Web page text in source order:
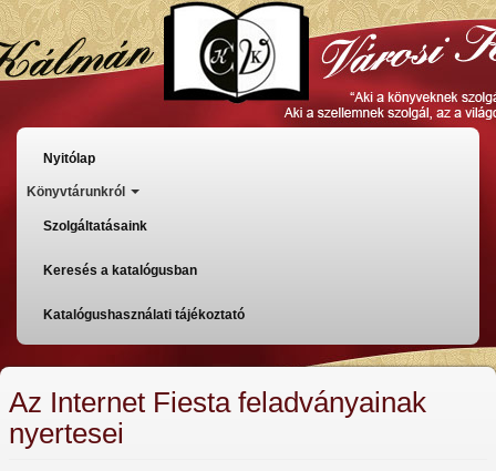
Ugrás
a
tartalomra
Főmenü
Nyitólap
Könyvtárunkról
Szolgáltatásaink
Keresés a katalógusban
Katalógushasználati tájékoztató
Az Internet Fiesta feladványainak
nyertesei